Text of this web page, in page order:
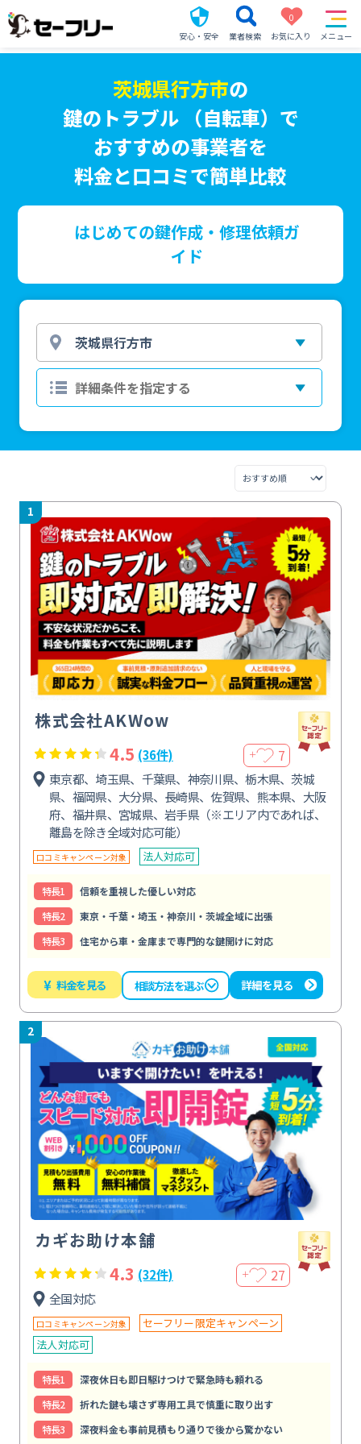
安心・安全 業者検索
0
お気に入り
メニュー
茨城県行方市の
鍵のトラブル （自転車）で
おすすめの事業者を
料金と口コミで簡単比較
はじめての鍵作成・修理依頼ガ
イド
1
株式会社AKWow
4.5 (36件) ＋ 7
東京都、埼玉県、千葉県、神奈川県、栃木県、茨城
県、福岡県、大分県、長崎県、佐賀県、熊本県、大阪
府、福井県、宮城県、岩手県（※エリア内であれば、
離島を除き全域対応可能）
口コミキャンペーン対象 法人対応可
特⻑1
信頼を重視した優しい対応
特⻑2
東京・千葉・埼玉・神奈川・茨城全域に出張
特⻑3
住宅から車・金庫まで専門的な鍵開けに対応
¥ 料金を見る 相談方法を選ぶ 詳細を見る
2
カギお助け本舗
4.3 (32件) ＋ 27
全国対応
口コミキャンペーン対象
セーフリー限定キャンペーン
法人対応可
特⻑1
深夜休日も即日駆けつけで緊急時も頼れる
特⻑2
折れた鍵も壊さず専用工具で慎重に取り出す
特⻑3
深夜料金も事前見積もり通りで後から驚かない